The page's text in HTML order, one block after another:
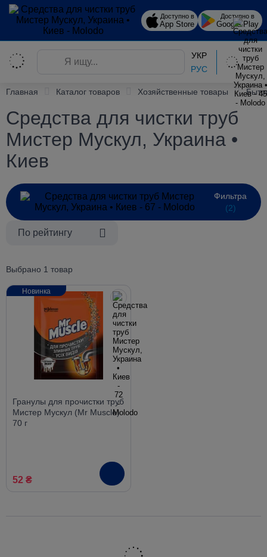
Доступно в
App Store
Доступно в
Google Play
УКР
РУС
Главная Каталог товаров Хозяйственные товары
Средства для чистки труб
Мистер Мускул, Украина •
Киев
Фильтра
(2)
По рейтингу
Выбрано 1 товар
Гранулы для прочистки труб
Мистер Мускул (Mr Muscle)
70 г
52 ₴
Новинка